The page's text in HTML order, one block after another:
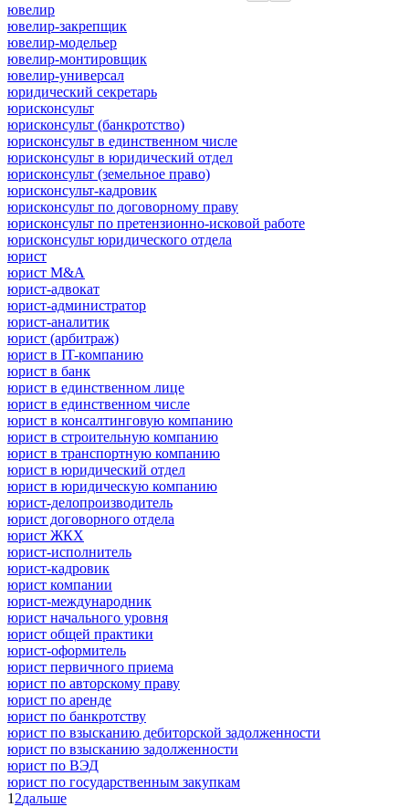
ювелир
ювелир-закрепщик
ювелир-модельер
ювелир-монтировщик
ювелир-универсал
юридический секретарь
юрисконсульт
юрисконсульт (банкротство)
юрисконсульт в единственном числе
юрисконсульт в юридический отдел
юрисконсульт (земельное право)
юрисконсульт-кадровик
юрисконсульт по договорному праву
юрисконсульт по претензионно-исковой работе
юрисконсульт юридического отдела
юрист
юрист M&A
юрист-адвокат
юрист-администратор
юрист-аналитик
юрист (арбитраж)
юрист в IT-компанию
юрист в банк
юрист в единственном лице
юрист в единственном числе
юрист в консалтинговую компанию
юрист в строительную компанию
юрист в транспортную компанию
юрист в юридический отдел
юрист в юридическую компанию
юрист-делопроизводитель
юрист договорного отдела
юрист ЖКХ
юрист-исполнитель
юрист-кадровик
юрист компании
юрист-международник
юрист начального уровня
юрист общей практики
юрист-оформитель
юрист первичного приема
юрист по авторскому праву
юрист по аренде
юрист по банкротству
юрист по взысканию дебиторской задолженности
юрист по взысканию задолженности
юрист по ВЭД
юрист по государственным закупкам
1 2дальше